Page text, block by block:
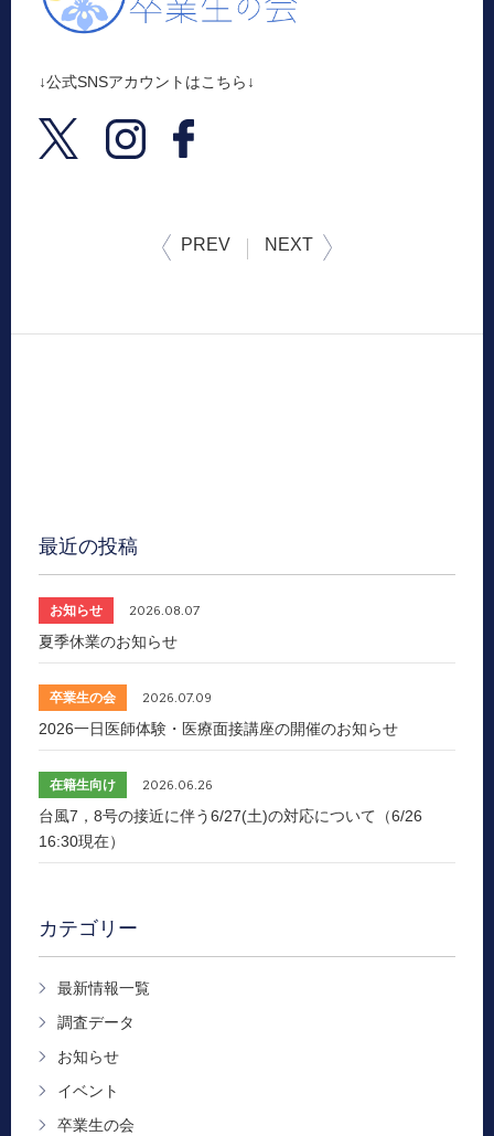
↓公式SNSアカウントはこちら↓
PREV NEXT
最近の投稿
お知らせ 2026.08.07
夏季休業のお知らせ
卒業生の会 2026.07.09
2026一日医師体験・医療面接講座の開催のお知らせ
在籍生向け 2026.06.26
台風7，8号の接近に伴う6/27(土)の対応について（6/26
16:30現在）
カテゴリー
最新情報一覧
調査データ
お知らせ
イベント
卒業生の会